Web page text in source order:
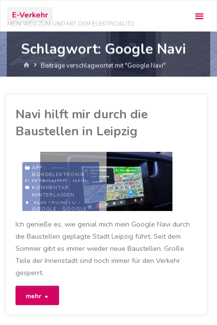
Inhalt
springen
E-Verkehr
MEIN WEG ZUM UND MIT DEM ELEKTROAUTO
Schlagwort: Google Navi
StartBeiträge verschlagwortet mit "Google Navi"
Navi hilft mir durch die
Baustellen in Leipzig
APP /
BORDELEKTRONIK /
ELEKTROAUTO / MEIN
ZOE
ELEKTROAUTO /
GOOGLE / GOOGLE
MYZOE/NAVI /RENAULT
/RENAULT ZOE
SACHSEN /ZOE
3. NOVEMBER 2021
KOMMENTAR
HINTERLASSEN
Ich genieße es, wie genial mich mein Google Navi durch
die Baustellen geplagte Stadt Leipzig führt. Seit dem
Sommer gibt es immer wieder neue Baustellen. Große
Teile der Innenstadt sind noch immer für den Verkehr
gesperrt.
mehr